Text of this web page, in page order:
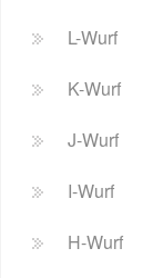
L-Wurf
K-Wurf
J-Wurf
I-Wurf
H-Wurf